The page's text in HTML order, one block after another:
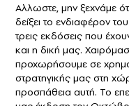
Αλλωστε, μην ξεχνάμε
δείξει το ενδιαφέρον
τρεις εκδόσεις που
και η δική μας.
προχωρήσουμε σε
στρατηγικής μας στη
προσπάθεια αυτή. Το